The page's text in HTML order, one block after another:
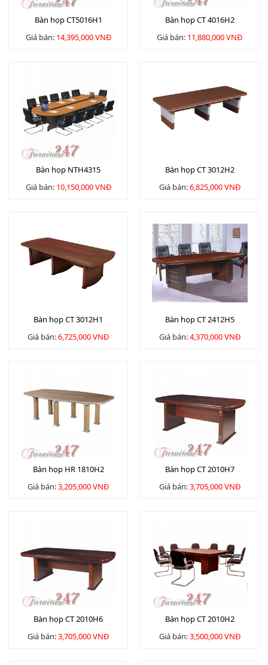
Bàn họp CT5016H1
Giá bán: 14,395,000 VNĐ
Bàn họp CT 4016H2
Giá bán: 11,880,000 VNĐ
Bàn họp NTH4315
Giá bán: 10,150,000 VNĐ
Bàn họp CT 3012H2
Giá bán:6,825,000 VNĐ
Bàn họp CT 3012H1
Giá bán:6,725,000 VNĐ
Bàn họp CT 2412H5
Giá bán:4,370,000 VNĐ
Bàn họp HR 1810H2
Giá bán:3,205,000 VNĐ
Bàn họp CT 2010H7
Giá bán:3,705,000 VNĐ
Bàn họp CT 2010H6
Giá bán:3,705,000 VNĐ
Bàn họp CT 2010H2
Giá bán:3,500,000 VNĐ